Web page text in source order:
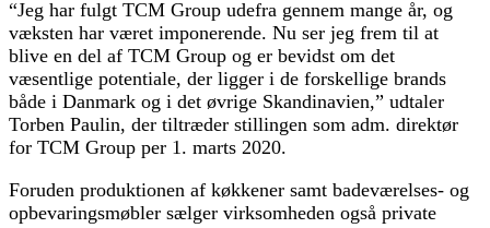
“Jeg har fulgt TCM Group udefra gennem mange år, og
væksten har været imponerende. Nu ser jeg frem til at
blive en del af TCM Group og er bevidst om det
væsentlige potentiale, der ligger i de forskellige brands
både i Danmark og i det øvrige Skandinavien,” udtaler
Torben Paulin, der tiltræder stillingen som adm. direktør
for TCM Group per 1. marts 2020.
Foruden produktionen af køkkener samt badeværelses- og
opbevaringsmøbler sælger virksomheden også private